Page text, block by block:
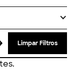
Limpar Filtros